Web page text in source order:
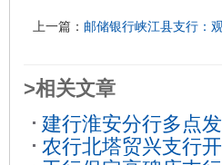
上一篇： 邮储银行峡江县支行：
>相关文章
建行淮安分行多点
农行北塔贸兴支行